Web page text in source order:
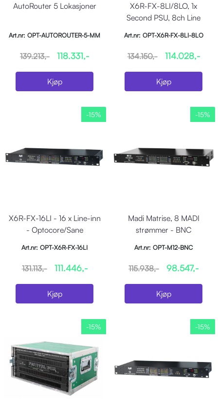
AutoRouter 5 Lokasjoner
Art.nr: OPT-AUTOROUTER-5-MM
139.213,- 118.331,-
Kjøp
X6R-FX-8LI/8LO, 1x
Second PSU, 8ch Line
Art.nr: OPT-X6R-FX-8LI-8LO
134.150,- 114.028,-
Kjøp
-15%
X6R-FX-16LI - 16 x Line-inn
- Optocore/Sane
Art.nr: OPT-X6R-FX-16LI
131.113,- 111.446,-
Kjøp
-15%
Madi Matrise, 8 MADI
strømmer - BNC
Art.nr: OPT-M12-BNC
115.938,- 98.547,-
Kjøp
-15% -15%